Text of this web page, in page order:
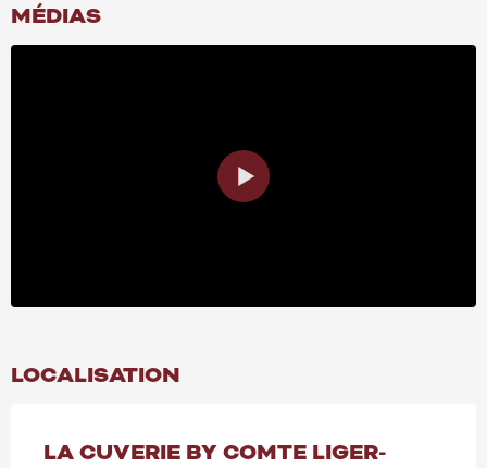
MÉDIAS
LOCALISATION
LA CUVERIE BY COMTE LIGER-